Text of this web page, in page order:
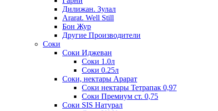
Дилижан. Зулал
Ararat. Well Still
Бон Жур
Другие Производители
Соки
Соки Иджеван
Соки 1.0л
Соки 0.25л
Соки, нектары Арарат
Соки нектары Тетрапак 0,97
Соки Премиум ст. 0,75
Соки SIS Натурал